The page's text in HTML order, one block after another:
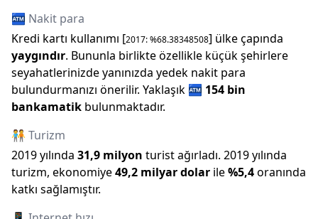
🏧 Nakit para
Kredi kartı kullanımı [2017: %68.38348508] ülke çapında
yaygındır. Bununla birlikte özellikle küçük şehirlere
seyahatlerinizde yanınızda yedek nakit para
bulundurmanızı önerilir. Yaklaşık 🏧 154 bin
bankamatik bulunmaktadır.
🧑‍🤝‍🧑 Turizm
2019yılında 31,9 milyon turist ağırladı. 2019yılında
turizm, ekonomiye49,2 milyardolar ile%5,4oranında
katkı sağlamıştır.